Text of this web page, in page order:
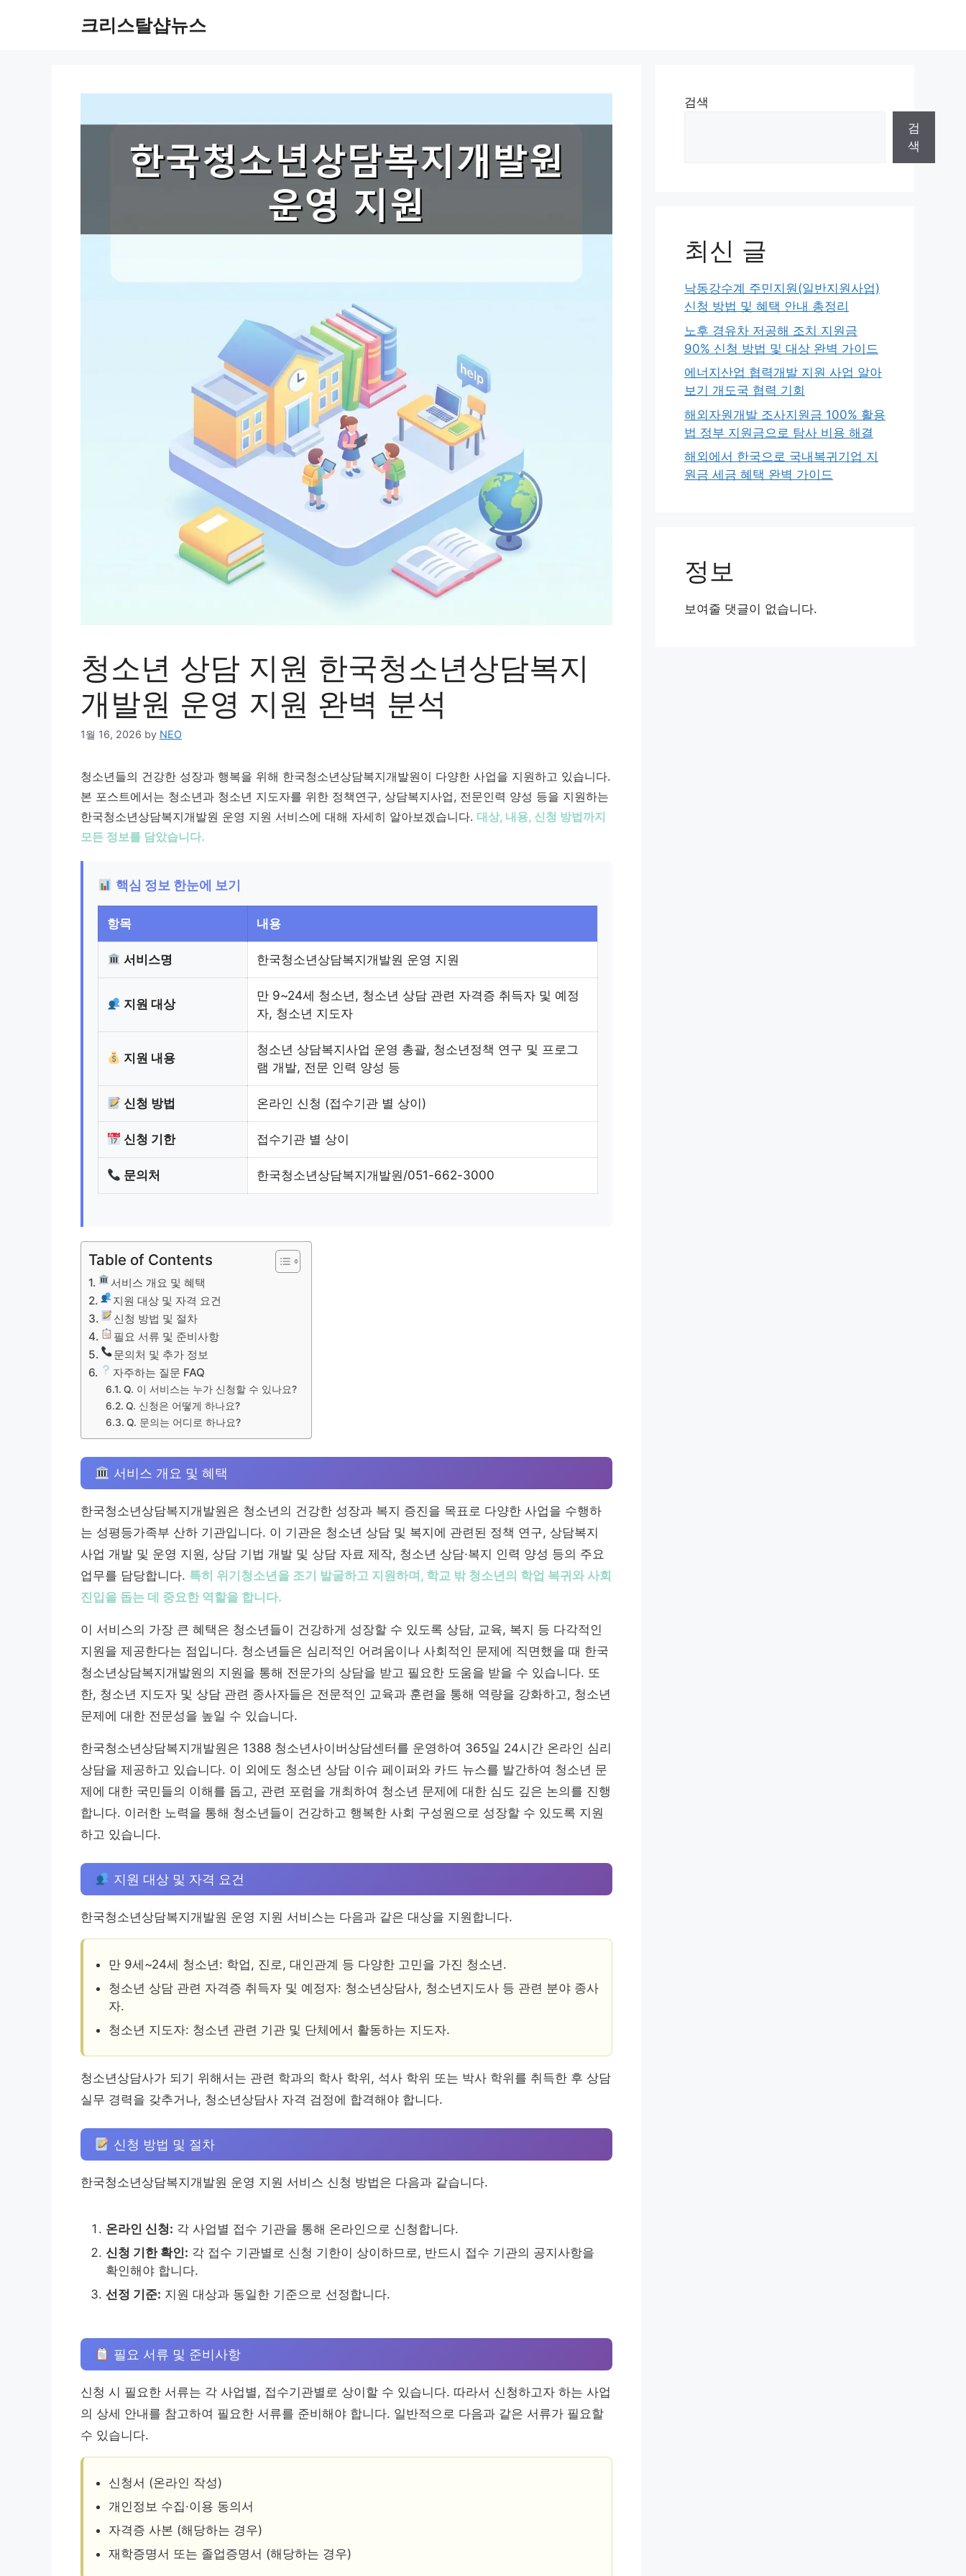
크리스탈샵뉴스
청소년 상담 지원 한국청소년상담복지
개발원 운영 지원 완벽 분석
1월 16, 2026 by NEO
청소년들의 건강한 성장과 행복을 위해 한국청소년상담복지개발원이 다양한 사업을 지원하고 있습니다.
본 포스트에서는 청소년과 청소년 지도자를 위한 정책연구, 상담복지사업, 전문인력 양성 등을 지원하는
한국청소년상담복지개발원 운영 지원 서비스에 대해 자세히 알아보겠습니다. 대상, 내용, 신청 방법까지
모든 정보를 담았습니다.
핵심 정보 한눈에 보기
항목 내용
서비스명 한국청소년상담복지개발원 운영 지원
지원 대상
만 9~24세 청소년, 청소년 상담 관련 자격증 취득자 및 예정
자, 청소년 지도자
지원 내용
청소년 상담복지사업 운영 총괄, 청소년정책 연구 및 프로그
램 개발, 전문 인력 양성 등
신청 방법 온라인 신청 (접수기관 별 상이)
신청 기한 접수기관 별 상이
문의처 한국청소년상담복지개발원/051-662-3000
Table of Contents
서비스 개요 및 혜택
지원 대상 및 자격 요건
신청 방법 및 절차
필요 서류 및 준비사항
문의처 및 추가 정보
자주하는 질문 FAQ
Q. 이 서비스는 누가 신청할 수 있나요?
Q. 신청은 어떻게 하나요?
Q. 문의는 어디로 하나요?
서비스 개요 및 혜택
한국청소년상담복지개발원은 청소년의 건강한 성장과 복지 증진을 목표로 다양한 사업을 수행하
는 성평등가족부 산하 기관입니다. 이 기관은 청소년 상담 및 복지에 관련된 정책 연구, 상담복지
사업 개발 및 운영 지원, 상담 기법 개발 및 상담 자료 제작, 청소년 상담·복지 인력 양성 등의 주요
업무를 담당합니다. 특히 위기청소년을 조기 발굴하고 지원하며, 학교 밖 청소년의 학업 복귀와 사회
진입을 돕는 데 중요한 역할을 합니다.
이 서비스의 가장 큰 혜택은 청소년들이 건강하게 성장할 수 있도록 상담, 교육, 복지 등 다각적인
지원을 제공한다는 점입니다. 청소년들은 심리적인 어려움이나 사회적인 문제에 직면했을 때 한국
청소년상담복지개발원의 지원을 통해 전문가의 상담을 받고 필요한 도움을 받을 수 있습니다. 또
한, 청소년 지도자 및 상담 관련 종사자들은 전문적인 교육과 훈련을 통해 역량을 강화하고, 청소년
문제에 대한 전문성을 높일 수 있습니다.
한국청소년상담복지개발원은 1388 청소년사이버상담센터를 운영하여 365일 24시간 온라인 심리
상담을 제공하고 있습니다. 이 외에도 청소년 상담 이슈 페이퍼와 카드 뉴스를 발간하여 청소년 문
제에 대한 국민들의 이해를 돕고, 관련 포럼을 개최하여 청소년 문제에 대한 심도 깊은 논의를 진행
합니다. 이러한 노력을 통해 청소년들이 건강하고 행복한 사회 구성원으로 성장할 수 있도록 지원
하고 있습니다.
지원 대상 및 자격 요건
한국청소년상담복지개발원 운영 지원 서비스는 다음과 같은 대상을 지원합니다.
만 9세~24세 청소년: 학업, 진로, 대인관계 등 다양한 고민을 가진 청소년.
청소년 상담 관련 자격증 취득자 및 예정자: 청소년상담사, 청소년지도사 등 관련 분야 종사
자.
청소년 지도자: 청소년 관련 기관 및 단체에서 활동하는 지도자.
청소년상담사가 되기 위해서는 관련 학과의 학사 학위, 석사 학위 또는 박사 학위를 취득한 후 상담
실무 경력을 갖추거나, 청소년상담사 자격 검정에 합격해야 합니다.
신청 방법 및 절차
한국청소년상담복지개발원 운영 지원 서비스 신청 방법은 다음과 같습니다.
온라인 신청: 각 사업별 접수 기관을 통해 온라인으로 신청합니다.
신청 기한 확인: 각 접수 기관별로 신청 기한이 상이하므로, 반드시 접수 기관의 공지사항을
확인해야 합니다.
선정 기준: 지원 대상과 동일한 기준으로 선정합니다.
필요 서류 및 준비사항
신청 시 필요한 서류는 각 사업별, 접수기관별로 상이할 수 있습니다. 따라서 신청하고자 하는 사업
의 상세 안내를 참고하여 필요한 서류를 준비해야 합니다. 일반적으로 다음과 같은 서류가 필요할
수 있습니다.
신청서 (온라인 작성)
개인정보 수집·이용 동의서
자격증 사본 (해당하는 경우)
재학증명서 또는 졸업증명서 (해당하는 경우)
검색
검
색
최신 글
낙동강수계 주민지원(일반지원사업)
신청 방법 및 혜택 안내 총정리
노후 경유차 저공해 조치 지원금
90% 신청 방법 및 대상 완벽 가이드
에너지산업 협력개발 지원 사업 알아
보기 개도국 협력 기회
해외자원개발 조사지원금 100% 활용
법 정부 지원금으로 탐사 비용 해결
해외에서 한국으로 국내복귀기업 지
원금 세금 혜택 완벽 가이드
정보
보여줄 댓글이 없습니다.